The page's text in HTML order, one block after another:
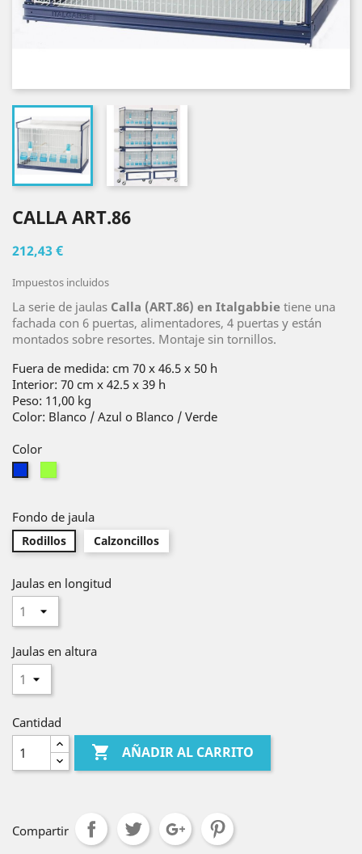
CALLA ART.86
212,43 €
Impuestos incluidos
La serie de jaulas Calla (ART.86) en Italgabbie tiene una
fachada con 6 puertas, alimentadores, 4 puertas y están
montados sobre resortes. Montaje sin tornillos.
Fuera de medida: cm 70 x 46.5 x 50 h
Interior: 70 cm x 42.5 x 39 h
Peso: 11,00 kg
Color: Blanco / Azul o Blanco / Verde
Color
Fondo de jaula
Rodillos Calzoncillos
Jaulas en longitud
Jaulas en altura
Cantidad
 AÑADIR AL CARRITO
Compartir